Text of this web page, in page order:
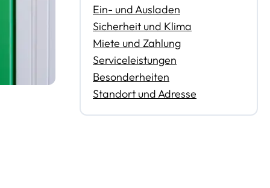
Ein- und Ausladen
Sicherheit und Klima
Miete und Zahlung
Serviceleistungen
Besonderheiten
Standort und Adresse